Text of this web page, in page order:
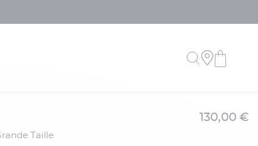
Taille
130,00 €